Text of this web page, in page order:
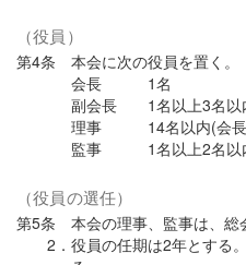
（役員）
第4条 本会に次の役員を置く。
会長 1名
副会長 1名以上3名以
理事 14名以内(会長
監事 1名以上2名以
（役員の選任）
第5条 本会の理事、監事は、総
2．役員の任期は2年とする